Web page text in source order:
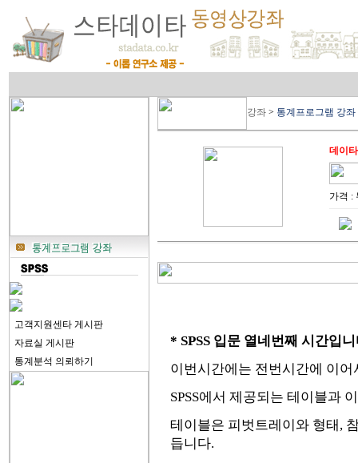
고객지원센타 게시판
자료실 게시판
통계분석 의뢰하기
강좌> 통계프로그램 강좌
데이
가격 :
* SPSS 입문 열네번째 시간입니
이번시간에는 전번시간에 이
SPSS에서 제공되는 테이블과
테이블은 피벗트레이와 형태,
듭니다.